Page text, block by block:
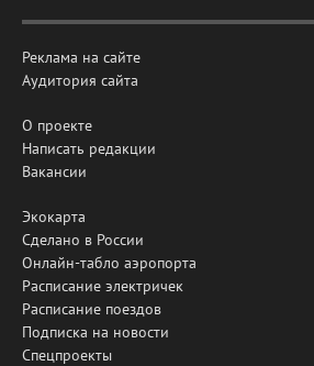
Реклама на сайте
Аудитория сайта
О проекте
Написать редакции
Вакансии
Экокарта
Сделано в России
Онлайн-табло аэропорта
Расписание электричек
Расписание поездов
Подписка на новости
Спецпроекты